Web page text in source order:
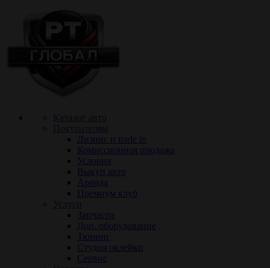
Лизинг и trade in
Комиссионная продажа
Условия
Выкуп авто
Аренда
Премиум клуб
Запчасти
Доп. оборудование
Тюнинг
Cтудия оклейки
Сервис